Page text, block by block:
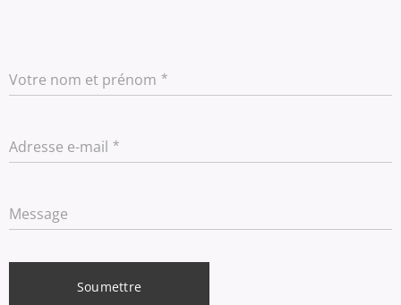
Votre nom et prénom
Adresse e-mail
Message
Soumettre